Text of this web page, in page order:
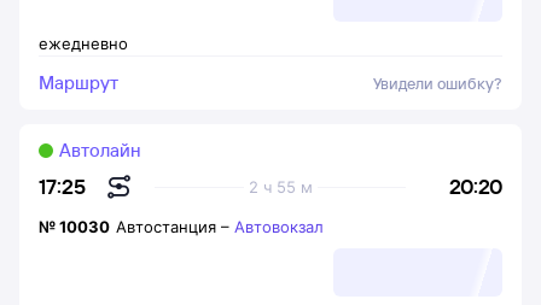
ежедневно
Маршрут Увидели ошибку?
17:25 20:20
2 ч 55 м
Автолайн
№10030 Автостанция – Автовокзал